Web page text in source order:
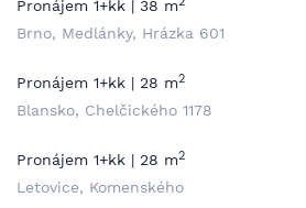
Pronájem 1+kk | 38 m
Brno, Medlánky, Hrázka 601
Pronájem 1+kk | 28 m2
Blansko, Chelčického 1178
Pronájem 1+kk | 28 m2
Letovice, Komenského